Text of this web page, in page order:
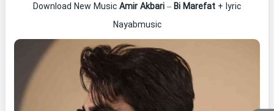
Download New Music Amir Akbari – Bi Marefat + lyric
Nayabmusic